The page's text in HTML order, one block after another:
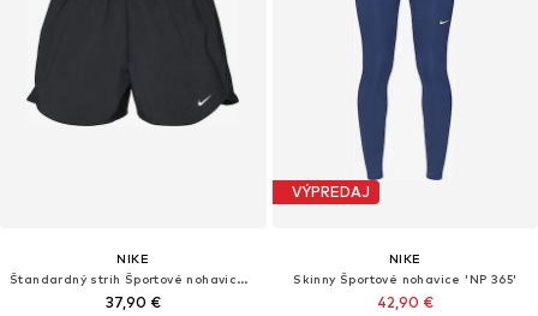
NIKE
Štandardný strih Športové nohavice 'Pro 365'
37,90 €
VÝPREDAJ
NIKE
Skinny Športové nohavice 'NP 365'
42,90 €